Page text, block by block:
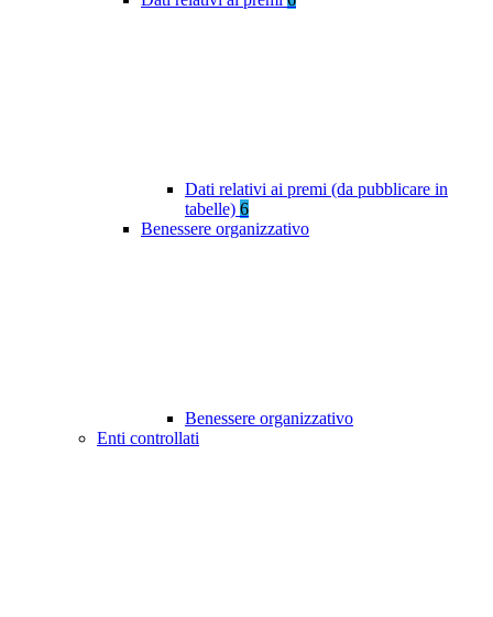
Dati relativi ai premi (da pubblicare in
tabelle) 6
Benessere organizzativo
Benessere organizzativo
Enti controllati